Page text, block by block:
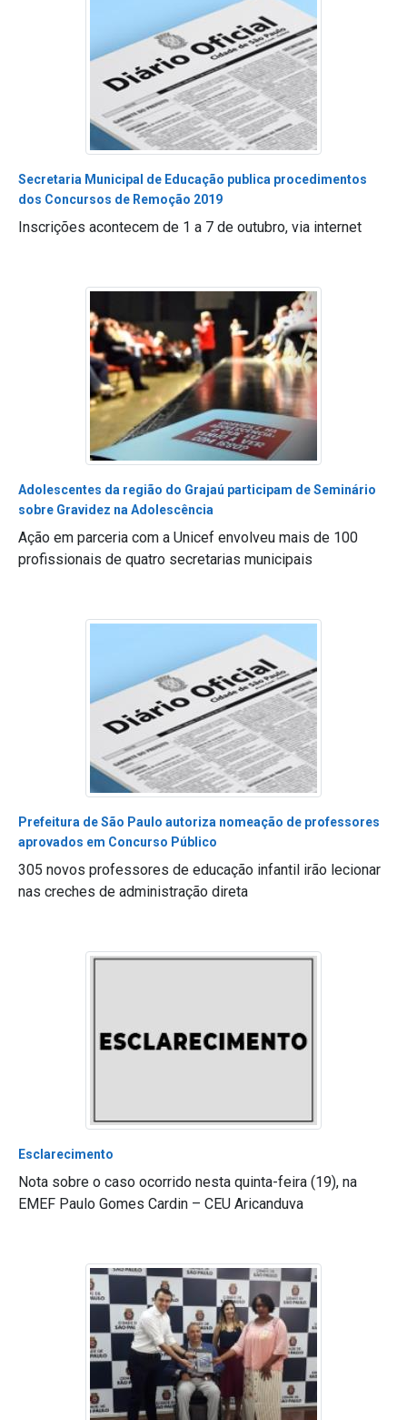
Secretaria Municipal de Educação publica procedimentos
dos Concursos de Remoção 2019
Inscrições acontecem de 1 a 7 de outubro, via internet
Adolescentes da região do Grajaú participam de Seminário
sobre Gravidez na Adolescência
Ação em parceria com a Unicef envolveu mais de 100
profissionais de quatro secretarias municipais
Prefeitura de São Paulo autoriza nomeação de professores
aprovados em Concurso Público
305 novos professores de educação infantil irão lecionar
nas creches de administração direta
Esclarecimento
Nota sobre o caso ocorrido nesta quinta-feira (19), na
EMEF Paulo Gomes Cardin – CEU Aricanduva